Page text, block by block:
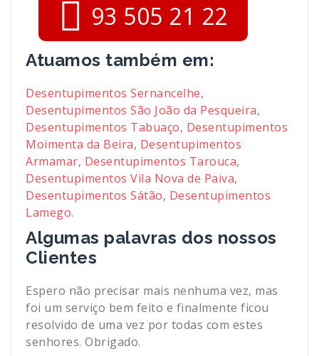
93 505 21 22
Atuamos também em:
Desentupimentos Sernancelhe,
Desentupimentos São João da Pesqueira,
Desentupimentos Tabuaço, Desentupimentos
Moimenta da Beira, Desentupimentos
Armamar, Desentupimentos Tarouca,
Desentupimentos Vila Nova de Paiva,
Desentupimentos Sátão, Desentupimentos
Lamego.
Algumas palavras dos nossos
Clientes
Espero não precisar mais nenhuma vez, mas
foi um serviço bem feito e finalmente ficou
resolvido de uma vez por todas com estes
senhores. Obrigado.